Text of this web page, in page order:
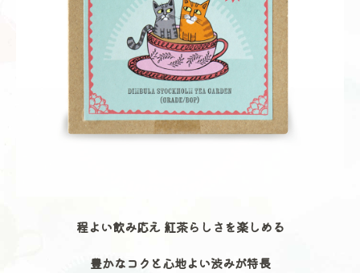
程よい飲み応え 紅茶らしさを楽しめる
豊かなコクと心地よい渋みが特長